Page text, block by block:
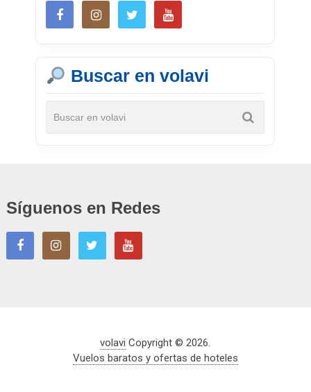
Buscar en volavi
Síguenos en Redes
volavi Copyright © 2026.
Vuelos baratos y ofertas de hoteles